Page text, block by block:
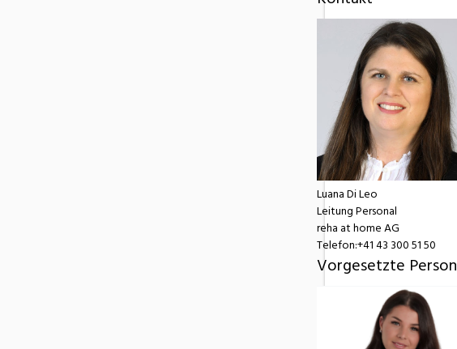
Luana Di Leo
Leitung Personal
reha at home AG
Telefon:+41 43 300 51 50
Vorgesetzte Person